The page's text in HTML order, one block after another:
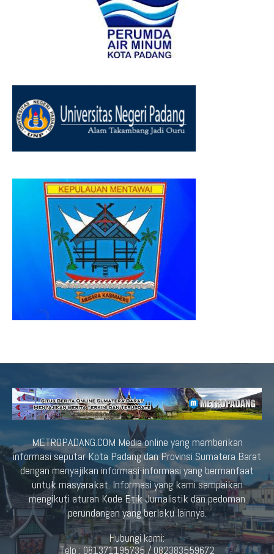
METROPADANG.COM Media online yang memberikan
informasi seputar Kota Padang dan Provinsi Sumatera Barat
dengan menyajikan informasi-informasi yang bermanfaat
untuk masyarakat. Informasi yang kami sampaikan
mengikuti aturan Kode Etik Jurnalistik dan pedoman
perundangan yang berlaku lainnya.
Hubungi kami:
Telp : 081371195735 / 082383559672